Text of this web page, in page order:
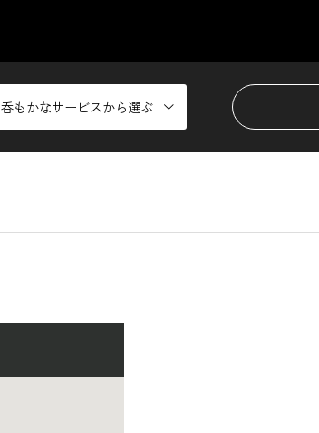
呑もかなサービスから選ぶ